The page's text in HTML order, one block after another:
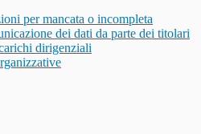
per mancata o incompleta
dei dati da parte dei titolari
dirigenziali